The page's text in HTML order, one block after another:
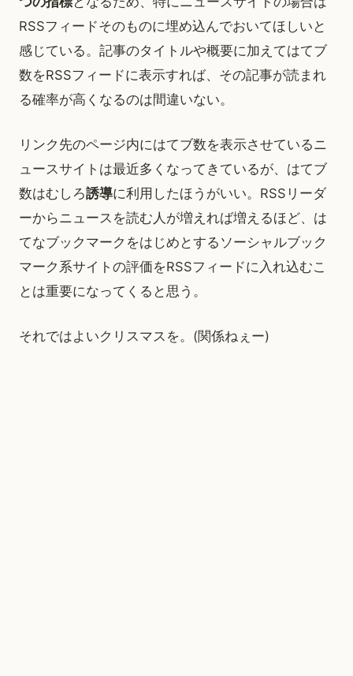
RSSフィードそのものに埋め込んでおいてほしいと
感じている。記事のタイトルや概要に加えてはてブ
数をRSSフィードに表示すれば、その記事が読まれ
る確率が高くなるのは間違いない。
リンク先のページ内にはてブ数を表示させているニ
ュースサイトは最近多くなってきているが、はてブ
数はむしろ誘導に利用したほうがいい。RSSリーダ
ーからニュースを読む人が増えれば増えるほど、は
てなブックマークをはじめとするソーシャルブック
マーク系サイトの評価をRSSフィードに入れ込むこ
とは重要になってくると思う。
それではよいクリスマスを。(関係ねぇー)